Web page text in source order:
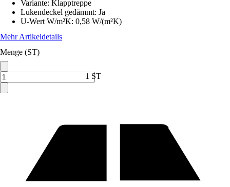
Variante: Klapptreppe
Lukendeckel gedämmt: Ja
U-Wert W/m²K: 0,58 W/(m²K)
Mehr Artikeldetails
Menge (ST)
1 ST